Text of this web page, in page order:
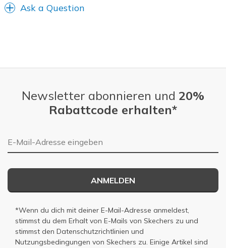
Ask a Question
Newsletter abonnieren und 20%
Rabattcode erhalten*
E-Mail-Adresse
ANMELDEN
*Wenn du dich mit deiner E-Mail-Adresse anmeldest,
stimmst du dem Erhalt von E-Mails von Skechers zu und
stimmst den Datenschutzrichtlinien und
Nutzungsbedingungen von Skechers zu. Einige Artikel sind